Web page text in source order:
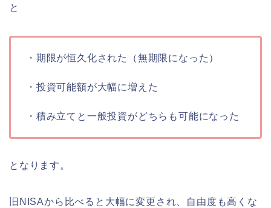
と
・期限が恒久化された（無期限になった）
・投資可能額が大幅に増えた
・積み立てと一般投資がどちらも可能になった
となります。
旧NISAから比べると大幅に変更され、自由度も高くな